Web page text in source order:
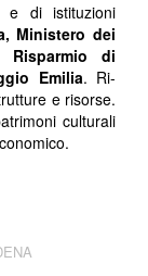
e di istituzioni
Ministero dei
Risparmio di
Emilia. Ri-
e risorse.
culturali